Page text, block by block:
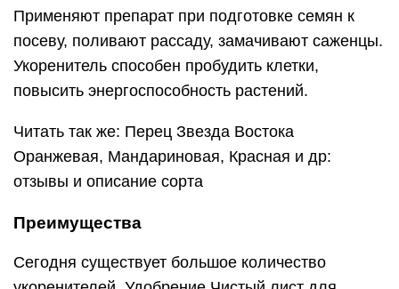
Применяют препарат при подготовке семян к
посеву, поливают рассаду, замачивают саженцы.
Укоренитель способен пробудить клетки,
повысить энергоспособность растений.
Читать так же: Перец Звезда Востока
Оранжевая, Мандариновая, Красная и др:
отзывы и описание сорта
Преимущества
Сегодня существует большое количество